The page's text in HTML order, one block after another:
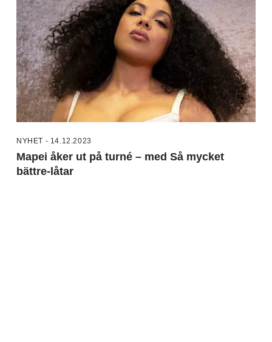
NYHET - 14.12.2023
Mapei åker ut på turné – med Så mycket
bättre-låtar